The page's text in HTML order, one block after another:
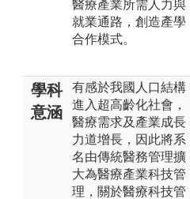
醫療產業所需人力與
就業通路，創造產學
合作模式。
學科
意涵
有感於我國人口結構
進入超高齡化社會，
醫療需求及產業成長
力道增長，因此將系
名由傳統醫務管理擴
大為醫療產業科技管
理，關於醫療科技管